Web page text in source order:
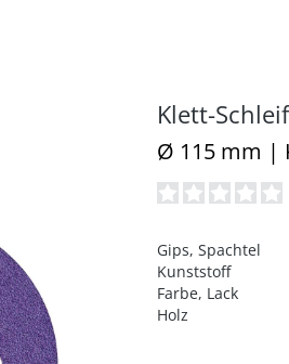
Klett-
Ø 115 mm |
Gips, Spachtel
Kunststoff
Farbe, Lack
Holz